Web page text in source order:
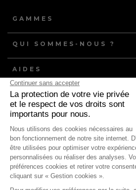
GAMMES
QUI SOMMES-NOUS ?
AIDES
NOS DERNIERS ARTICLES
Quelle routine de toilettage pour
poils gras ?
Anju Beauté, partenaire de
pour ses compétitions